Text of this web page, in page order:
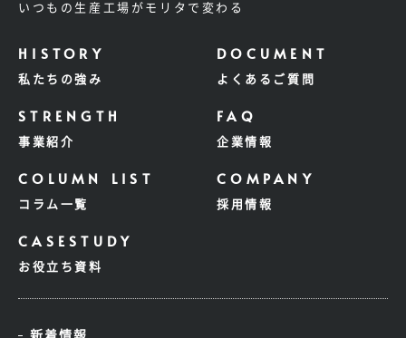
いつもの生産工場がモリタで変わる
私たちの強み
事業紹介
コラム一覧
お役立ち資料
よくあるご質問
企業情報
採用情報
新着情報